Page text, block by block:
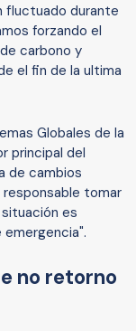
fluctuado durante
forzando el
carbono y
el fin de la ultima
Globales de la
principal del
de cambios
tomar
es
no retorno